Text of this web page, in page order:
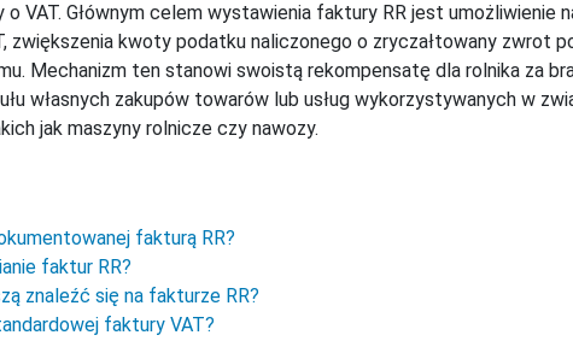
VAT. Głównym celem wystawienia faktury RR jest umożliwienie
zwiększenia kwoty podatku naliczonego o zryczałtowany zwrot
Mechanizm ten stanowi swoistą rekompensatę dla rolnika za
własnych zakupów towarów lub usług wykorzystywanych w
jak maszyny rolnicze czy nawozy.
fakturą RR?
faktur RR?
znaleźć się na fakturze RR?
faktury VAT?